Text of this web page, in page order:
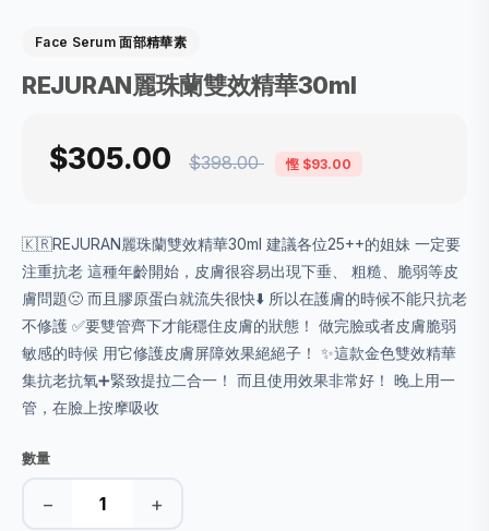
Face Serum 面部精華素
REJURAN麗珠蘭雙效精華30ml
$305.00 $398.00 慳 $93.00
🇰🇷REJURAN麗珠蘭雙效精華30ml 建議各位25++的姐妹 一定要
注重抗老 這種年齡開始，皮膚很容易出現下垂、 粗糙、脆弱等皮
膚問題🙁 而且膠原蛋白就流失很快⬇️ 所以在護膚的時候不能只抗老
不修護 ✅要雙管齊下才能穩住皮膚的狀態！ 做完臉或者皮膚脆弱
敏感的時候 用它修護皮膚屏障效果絕絕子！ ✨️這款金色雙效精華
集抗老抗氧➕️緊致提拉二合一！ 而且使用效果非常好！ 晚上用一
管，在臉上按摩吸收
數量
− +